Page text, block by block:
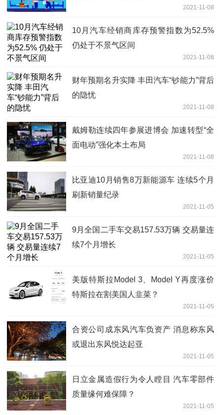
2021-11-08
10月汽车经销商库存预警指数为52.5%
仍处于不景气区间
2021-11-08
财年预期名升实降 丰田汽车“钞能力”背后
的隐忧
2021-11-08
戴姆勒连续四年参展进博会 加速转型“全
面电动”强化本土布局
2021-11-08
比亚迪10月销售8万新能源车 连续5个月
刷新销量纪录
2021-11-05
9月全国二手车交易157.53万辆 交易量连
续7个月增长
2021-11-05
美版特斯拉Model 3、Model Y再度涨价
特斯拉在割美国人韭菜？
2021-11-05
合资公司成东风汽车负资产 消息称东风
或退出东风悦达起亚
2021-11-05
日立金属造假行为令人瞠目 汽车零部件
质量缘何难保障？
2021-11-05